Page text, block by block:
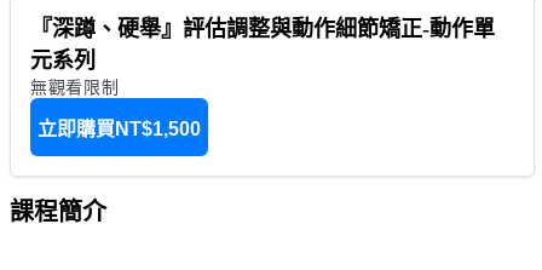
『深蹲、硬舉』評估調整與動作細節矯正-動作單
元系列
無觀看限制
立即購買 NT$1,500
課程簡介